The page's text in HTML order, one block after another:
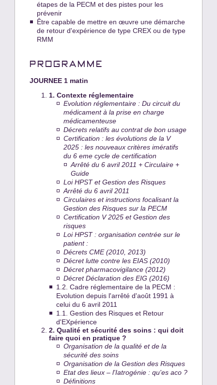
étapes de la PECM et des pistes pour les
prévenir
Être capable de mettre en œuvre une démarche
de retour d'expérience de type CREX ou de type
RMM
PROGRAMME
JOURNEE 1 matin
1. Contexte réglementaire
Evolution réglementaire : Du circuit du
médicament à la prise en charge
médicamenteuse
Décrets relatifs au contrat de bon usage
Certification : les évolutions de la V
2025 : les nouveaux critères imératifs
du 6 eme cycle de certification
Arrêté du 6 avril 2011 + Circulaire +
Guide
Loi HPST et Gestion des Risques
Arrêté du 6 avril 2011
Circulaires et instructions focalisant la
Gestion des Risques sur la PECM
Certification V 2025 et Gestion des
risques
Loi HPST : organisation centrée sur le
patient :
Décrets CME (2010, 2013)
Décret lutte contre les EIAS (2010)
Décret pharmacovigilance (2012)
Décret Déclaration des EIG (2016)
1.2. Cadre réglementaire de la PECM :
Evolution depuis l'arrêté d'août 1991 à
celui du 6 avril 2011
1.1. Gestion des Risques et Retour
d'EXpérience
2. Qualité et sécurité des soins : qui doit
faire quoi en pratique ?
Organisation de la qualité et de la
sécurité des soins
Organisation de la Gestion des Risques
Etat des lieux – l'Iatrogénie : qu'es aco ?
Définitions